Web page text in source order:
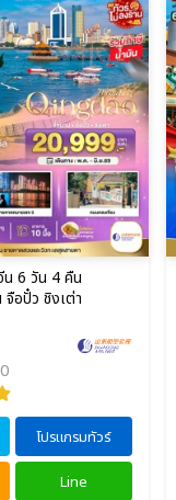
น 6 วัน 4 คืน
อปั๋ว ชิงเต่า
โปรแกรมทัวร์
Line